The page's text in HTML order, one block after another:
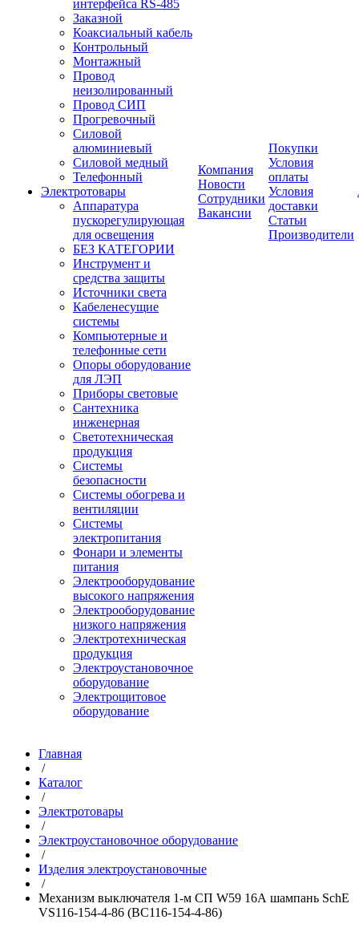
интерфейса RS-485
Заказной
Коаксиальный кабель
Контрольный
Монтажный
Провод
неизолированный
Провод СИП
Прогревочный
Силовой
алюминиевый
Силовой медный
Телефонный
Электротовары
Аппаратура
пускорегулирующая
для освещения
БЕЗ КАТЕГОРИИ
Инструмент и
средства защиты
Источники света
Кабеленесущие
системы
Компьютерные и
телефонные сети
Опоры оборудование
для ЛЭП
Приборы световые
Сантехника
инженерная
Светотехническая
продукция
Системы
безопасности
Системы обогрева и
вентиляции
Системы
электропитания
Фонари и элементы
питания
Электрооборудование
высокого напряжения
Электрооборудование
низкого напряжения
Электротехническая
продукция
Электроустановочное
оборудование
Электрощитовое
оборудование
Компания
Новости
Сотрудники
Вакансии
Покупки
Условия
оплаты
Условия
доставки
Статьи
Производители
Главная
/
Каталог
/
Электротовары
/
Электроустановочное оборудование
/
Изделия электроустановочные
/
Механизм выключателя 1-м СП W59 16А шампань SchE
VS116-154-4-86 (ВС116-154-4-86)